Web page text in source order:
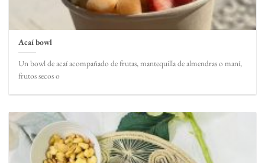
Acaí bowl
Un bowl de acaí acompañado de frutas, mantequilla de almendras o maní,
frutos secos o